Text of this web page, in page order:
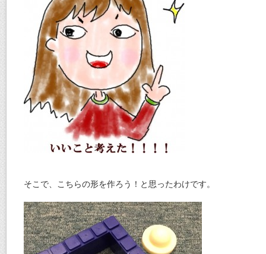
そこで、こちらの形を作ろう！と思ったわけです。